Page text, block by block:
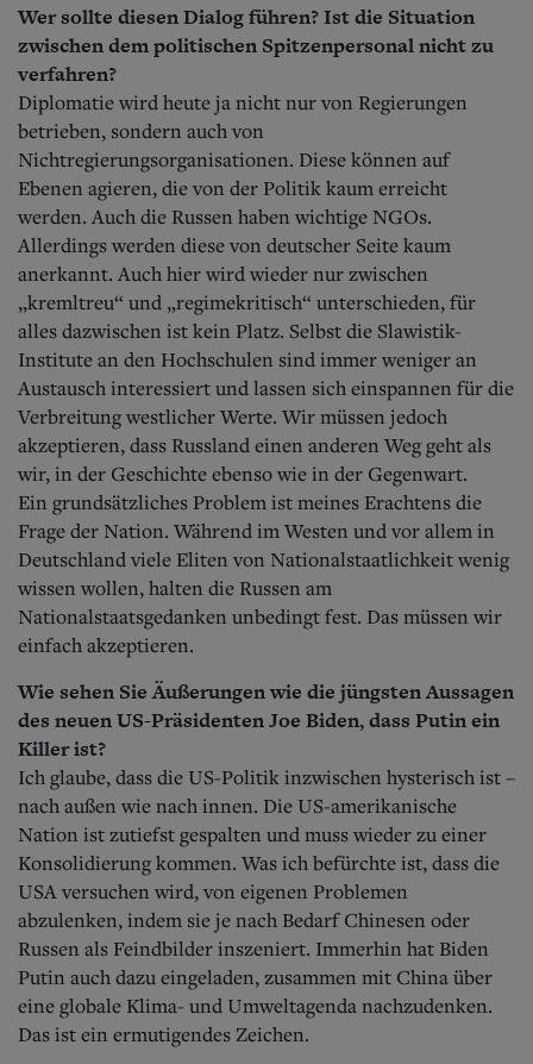
Wer sollte diesen Dialog führen? Ist die Situation
zwischen dem politischen Spitzenpersonal nicht zu
verfahren?
Diplomatie wird heute ja nicht nur von Regierungen
betrieben, sondern auch von
Nichtregierungsorganisationen. Diese können auf
Ebenen agieren, die von der Politik kaum erreicht
werden. Auch die Russen haben wichtige NGOs.
Allerdings werden diese von deutscher Seite kaum
anerkannt. Auch hier wird wieder nur zwischen
„kremltreu“ und „regimekritisch“ unterschieden, für
alles dazwischen ist kein Platz. Selbst die Slawistik-
Institute an den Hochschulen sind immer weniger an
Austausch interessiert und lassen sich einspannen für die
Verbreitung westlicher Werte. Wir müssen jedoch
akzeptieren, dass Russland einen anderen Weg geht als
wir, in der Geschichte ebenso wie in der Gegenwart.
Ein grundsätzliches Problem ist meines Erachtens die
Frage der Nation. Während im Westen und vor allem in
Deutschland viele Eliten von Nationalstaatlichkeit wenig
wissen wollen, halten die Russen am
Nationalstaatsgedanken unbedingt fest. Das müssen wir
einfach akzeptieren.
Wie sehen Sie Äußerungen wie die jüngsten Aussagen
des neuen US-Präsidenten Joe Biden, dass Putin ein
Killer ist?
Ich glaube, dass die US-Politik inzwischen hysterisch ist –
nach außen wie nach innen. Die US-amerikanische
Nation ist zutiefst gespalten und muss wieder zu einer
Konsolidierung kommen. Was ich befürchte ist, dass die
USA versuchen wird, von eigenen Problemen
abzulenken, indem sie je nach Bedarf Chinesen oder
Russen als Feindbilder inszeniert. Immerhin hat Biden
Putin auch dazu eingeladen, zusammen mit China über
eine globale Klima- und Umweltagenda nachzudenken.
Das ist ein ermutigendes Zeichen.